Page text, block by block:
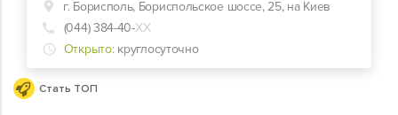
г. Борисполь, Бориспольское шоссе, 25, на Киев
(044) 384-40-ХХ
Открыто: круглосуточно
Стать ТОП